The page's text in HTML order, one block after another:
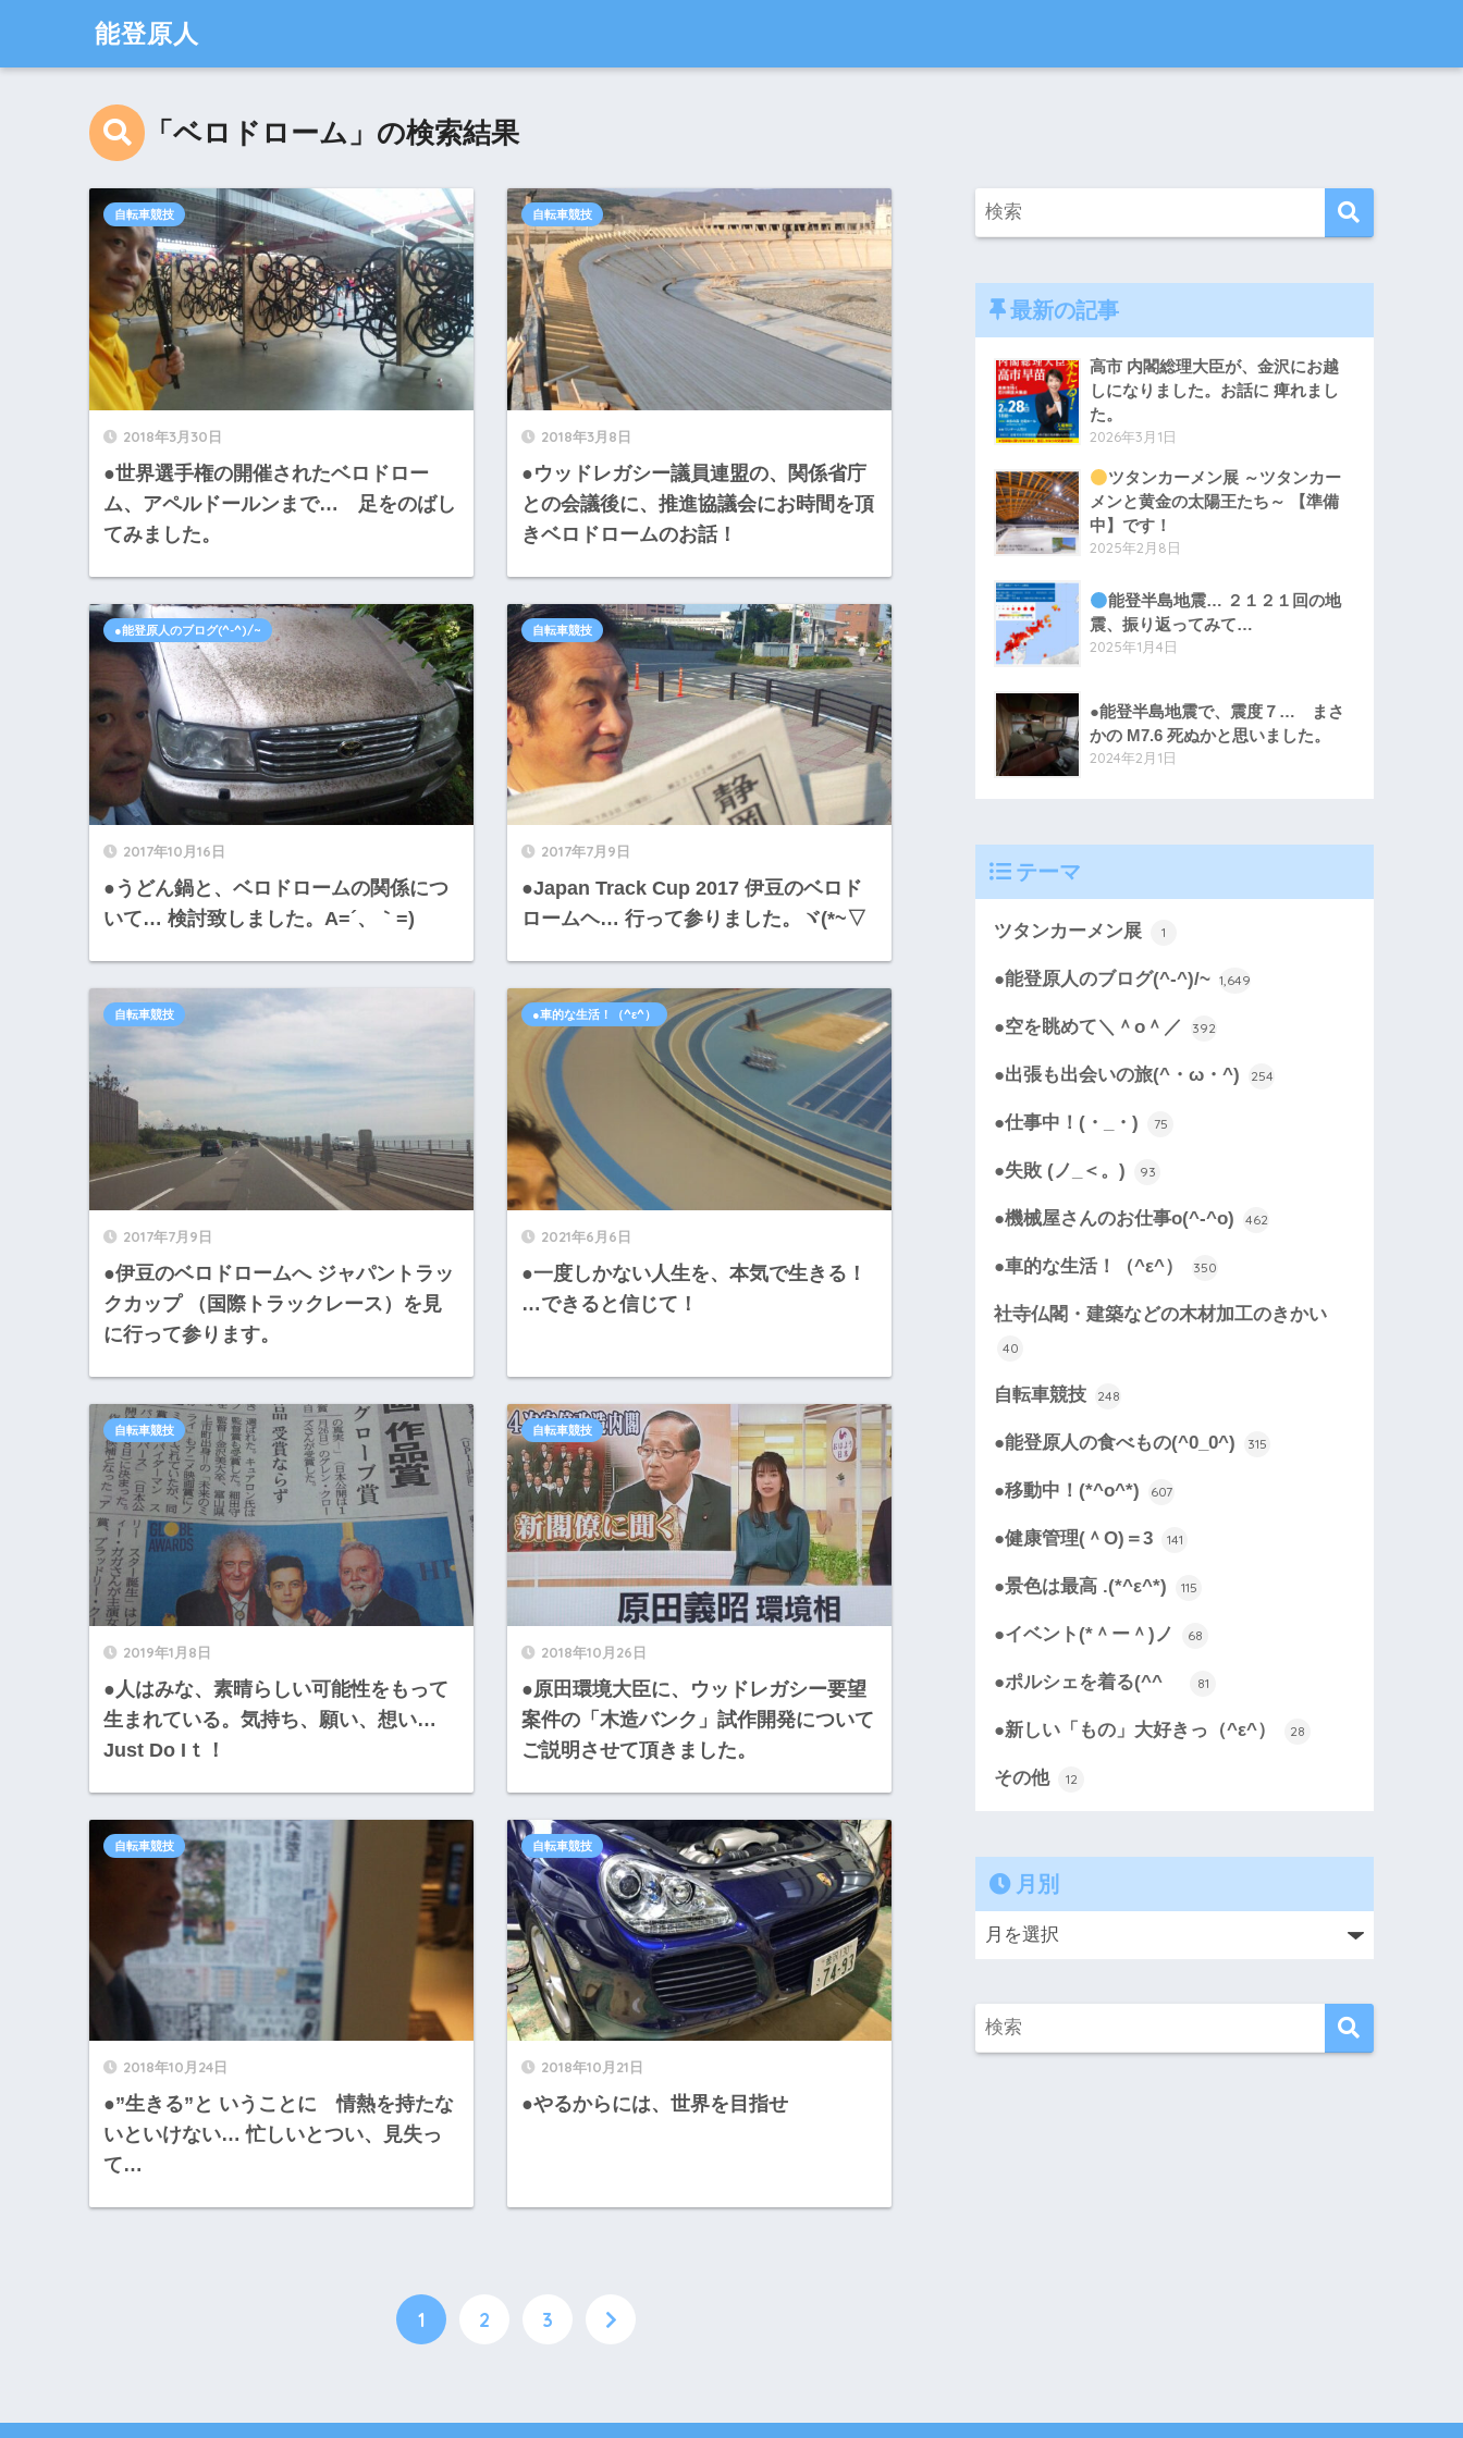
能登原人
「ベロドローム」の検索結果
2018年3月30日
●世界選手権の開催されたベロドロー
ム、アペルドールンまで… 足をのばし
てみました。
自転車競技
2018年3月8日
●ウッドレガシー議員連盟の、関係省庁
との会議後に、推進協議会にお時間を頂
きベロドロームのお話！
自転車競技
2017年10月16日
●うどん鍋と、ベロドロームの関係につ
いて… 検討致しました。A=´、｀=)ゞ
●能登原人のブログ(^-^)/~
2017年7月9日
●Japan Track Cup 2017 伊豆のベロド
ロームヘ… 行って参りました。ヾ(*~▽
自転車競技
2017年7月9日
●伊豆のベロドロームへ ジャパントラッ
クカップ （国際トラックレース）を見
に行って参ります。
自転車競技
2021年6月6日
●一度しかない人生を、本気で生きる！
…できると信じて！
●車的な生活！（^ε^）
2019年1月8日
●人はみな、素晴らしい可能性をもって
生まれている。気持ち、願い、想い…
Just Do Iｔ！
自転車競技
2018年10月26日
●原田環境大臣に、ウッドレガシー要望
案件の「木造バンク」試作開発について
ご説明させて頂きました。
自転車競技
2018年10月24日
●”生きる”と いうことに 情熱を持たな
いといけない… 忙しいとつい、見失っ
て…
自転車競技
2018年10月21日
●やるからには、世界を目指せ
自転車競技
1 2 3
最新の記事
高市 内閣総理大臣が、金沢にお越
しになりました。お話に 痺れまし
た。
2026年3月1日
ツタンカーメン展 ～ツタンカー
メンと黄金の太陽王たち～ 【準備
中】です！
2025年2月8日
能登半島地震… ２１２１回の地
震、振り返ってみて…
2025年1月4日
●能登半島地震で、震度７… まさ
かの M7.6 死ぬかと思いました。
2024年2月1日
テーマ
ツタンカーメン展 1
●能登原人のブログ(^-^)/~ 1,649
●空を眺めて＼＾o＾／ 392
●出張も出会いの旅(^・ω・^) 254
●仕事中！(・_・) 75
●失敗 (ノ_＜。) 93
●機械屋さんのお仕事o(^-^o) 462
●車的な生活！（^ε^） 350
社寺仏閣・建築などの木材加工のきかい
40
自転車競技 248
●能登原人の食べもの(^0_0^) 315
●移動中！(*^o^*) 607
●健康管理(＾O)＝3 141
●景色は最高 .(*^ε^*) 115
●イベント(*＾ー＾)ノ 68
●ポルシェを着る(^^ゞ 81
●新しい「もの」大好きっ（^ε^） 28
その他 12
月別